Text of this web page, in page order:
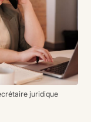
juridique